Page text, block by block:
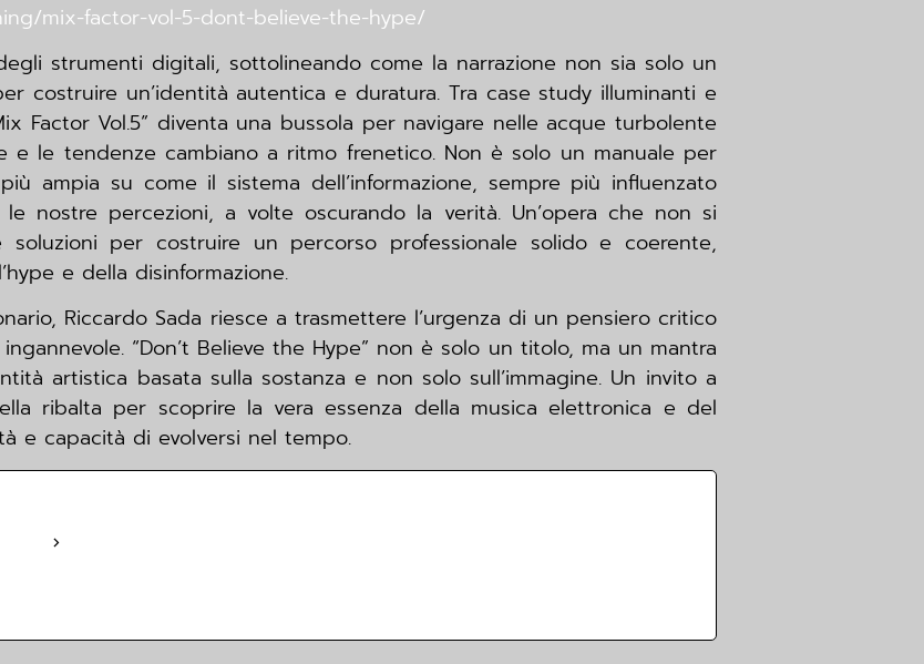
mix-factor-vol-5-dont-believe-the-hype/
strumenti digitali, sottolineando come la narrazione non sia solo un
costruire un’identità autentica e duratura. Tra case study illuminanti e
Factor Vol.5” diventa una bussola per navigare nelle acque turbolente
e le tendenze cambiano a ritmo frenetico. Non è solo un manuale per
ampia su come il sistema dell’informazione, sempre più influenzato
nostre percezioni, a volte oscurando la verità. Un’opera che non si
per costruire un percorso professionale solido e coerente,
e della disinformazione.
Riccardo Sada riesce a trasmettere l’urgenza di un pensiero critico
“Don’t Believe the Hype” non è solo un titolo, ma un mantra
artistica basata sulla sostanza e non solo sull’immagine. Un invito a
ribalta per scoprire la vera essenza della musica elettronica e del
e capacità di evolversi nel tempo.